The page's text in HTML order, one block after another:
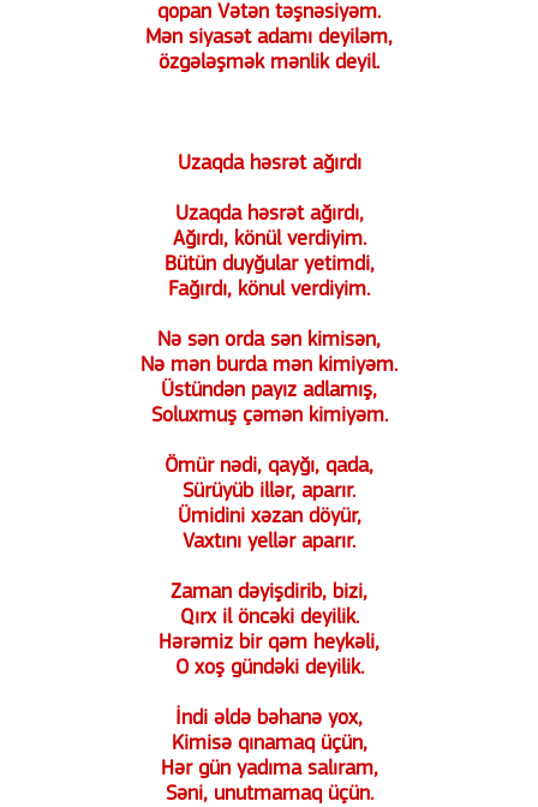
qopan Vətən təşnəsiyəm.
Mən siyasət adamı deyiləm,
özgələşmək mənlik deyil.
Uzaqda həsrət ağırdı
Uzaqda həsrət ağırdı,
Ağırdı, könül verdiyim.
Bütün duyğular yetimdi,
Fağırdı, könul verdiyim.
Nə sən orda sən kimisən,
Nə mən burda mən kimiyəm.
Üstündən payız adlamış,
Soluxmuş çəmən kimiyəm.
Ömür nədi, qayğı, qada,
Sürüyüb illər, aparır.
Ümidini xəzan döyür,
Vaxtını yellər aparır.
Zaman dəyişdirib, bizi,
Qırx il öncəki deyilik.
Hərəmiz bir qəm heykəli,
O xoş gündəki deyilik.
İndi əldə bəhanə yox,
Kimisə qınamaq üçün,
Hər gün yadıma salıram,
Səni, unutmamaq üçün.